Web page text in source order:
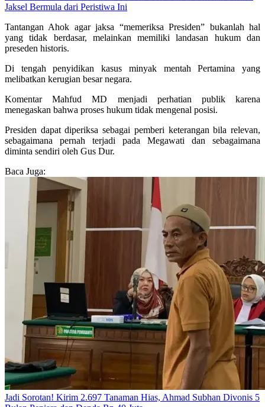
Jaksel Bermula dari Peristiwa Ini
Tantangan Ahok agar jaksa “memeriksa Presiden” bukanlah hal
yang tidak berdasar, melainkan memiliki landasan hukum dan
preseden historis.
Di tengah penyidikan kasus minyak mentah Pertamina yang
melibatkan kerugian besar negara.
Komentar Mahfud MD menjadi perhatian publik karena
menegaskan bahwa proses hukum tidak mengenal posisi.
Presiden dapat diperiksa sebagai pemberi keterangan bila relevan,
sebagaimana pernah terjadi pada Megawati dan sebagaimana
diminta sendiri oleh Gus Dur.
Baca Juga:
Jadi Sorotan! Kirim 2.697 Tanaman Hias, Ahmad Subhan Divonis 5